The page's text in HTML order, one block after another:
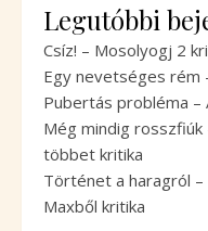
Legutóbbi
Csíz! – Mosolyogj 2
Egy nevetséges rém
Pubertás probléma –
Még mindig
többet kritika
Történet a haragról
Maxből kritika